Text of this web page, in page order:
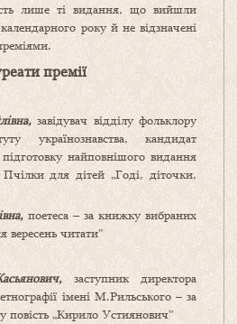
лише ті видання, що вийшли
року й не відзначені
премії
завідувач відділу фольклору
українознавства, кандидат
найповнішого видання
для дітей „Годі, діточки,
поетеса – за книжку вибраних
вересень читати”
заступник директора
імені М.Рильського – за
повість „Кирило Устиянович”